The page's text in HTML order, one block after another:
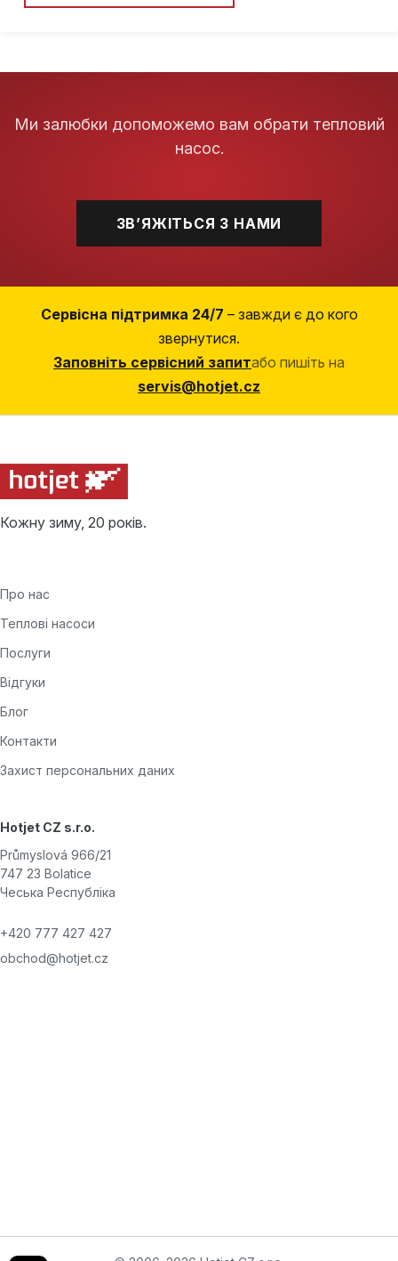
Ми залюбки допоможемо вам обрати тепловий
насос.
ЗВʼЯЖІТЬСЯ З НАМИ
Сервісна підтримка 24/7 – завжди є до кого
звернутися.
Заповніть сервісний запитабо пишіть на
servis@hotjet.cz
Кожну зиму, 20 років.
Про нас
Теплові насоси
Послуги
Відгуки
Блог
Контакти
Захист персональних даних
Hotjet CZ s.r.o.
Průmyslová 966/21
747 23 Bolatice
Чеська Республіка
+420 777 427 427
obchod@hotjet.cz